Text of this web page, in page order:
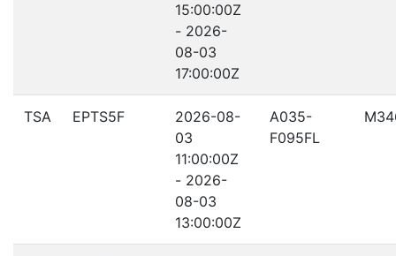
15:00:00Z
- 2026-
08-03
17:00:00Z
TSA EPTS5F
2026-08-
03
11:00:00Z
- 2026-
08-03
13:00:00Z
A035-
F095FL